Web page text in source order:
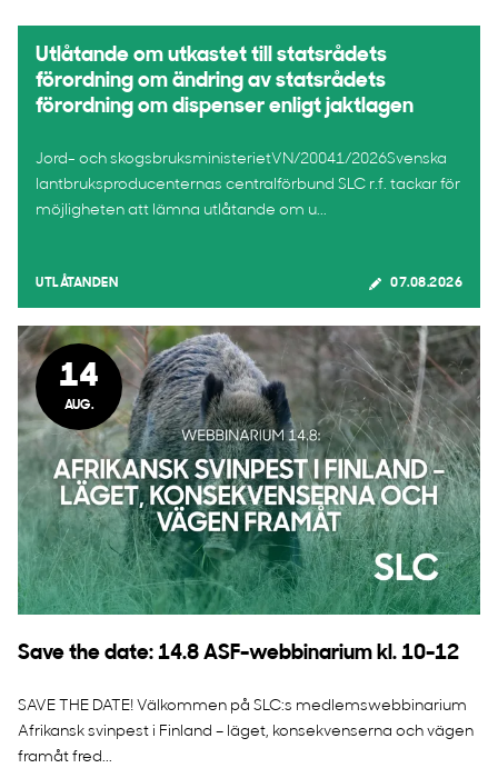
Utlåtande om utkastet till statsrådets
förordning om ändring av statsrådets
förordning om dispenser enligt jaktlagen
Jord- och skogsbruksministerietVN/20041/2026Svenska
lantbruksproducenternas centralförbund SLC r.f. tackar för
möjligheten att lämna utlåtande om u...
UTLÅTANDEN 07.08.2026
14
AUG.
Save the date: 14.8 ASF-webbinarium kl. 10-12
SAVE THE DATE! Välkommen på SLC:s medlemswebbinarium
Afrikansk svinpest i Finland – läget, konsekvenserna och vägen
framåt fred...